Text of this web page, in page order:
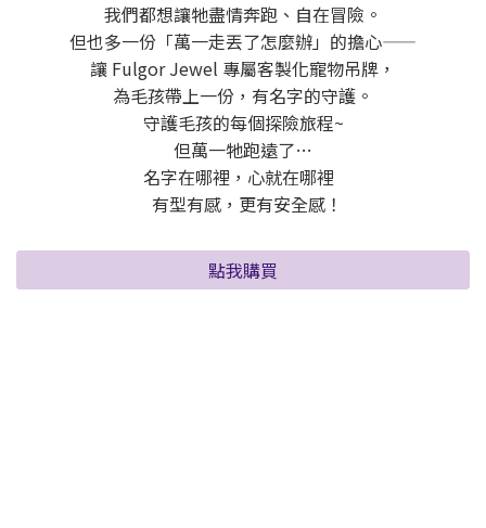
我們都想讓牠盡情奔跑、自在冒險。
但也多一份「萬一走丟了怎麼辦」的擔心——
讓 Fulgor Jewel 專屬客製化寵物吊牌，
為毛孩帶上一份，有名字的守護。
守護毛孩的每個探險旅程~
但萬一牠跑遠了…
名字在哪裡，心就在哪裡
有型有感，更有安全感！
點我購買